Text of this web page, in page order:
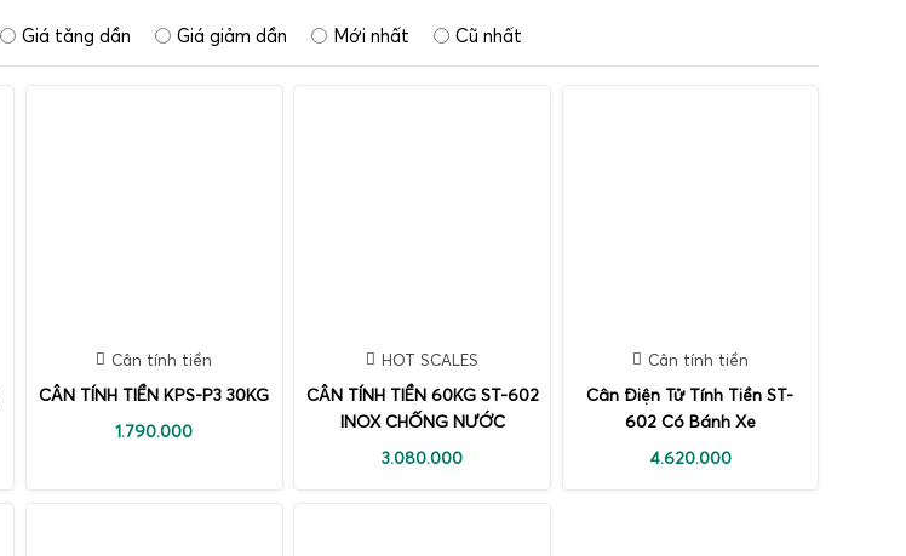
Giá tăng dần Giá giảm dần Mới nhất Cũ nhất
Cân tính tiền
CÂN TÍNH TIỀN KPS-P3 30KG
1.790.000
HOT SCALES
CÂN TÍNH TIỀN 60KG ST-602
INOX CHỐNG NƯỚC
3.080.000
Cân tính tiền
Cân Điện Tử Tính Tiền ST-
602 Có Bánh Xe
4.620.000